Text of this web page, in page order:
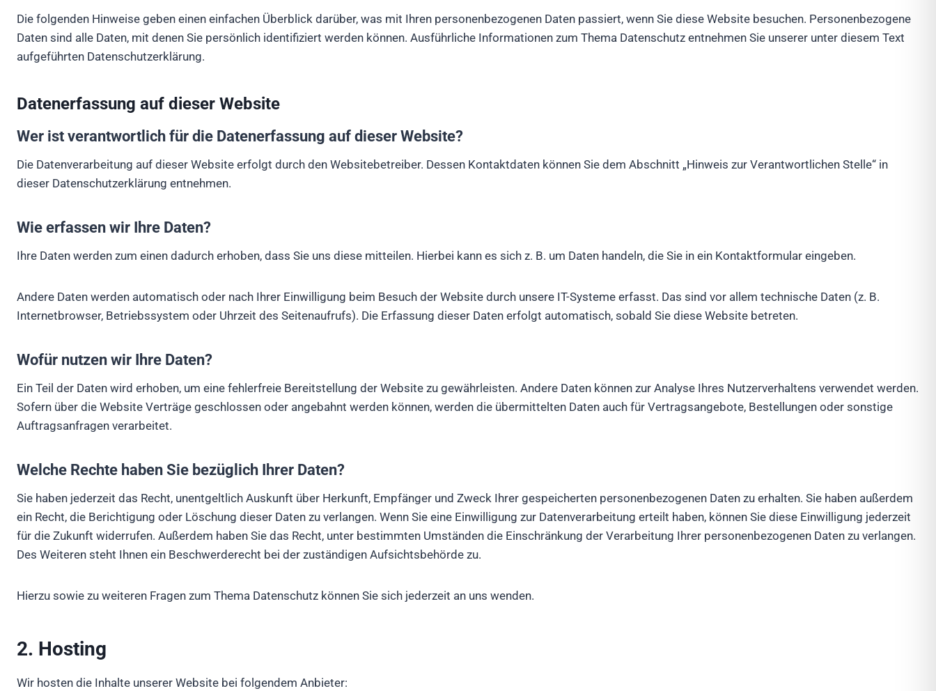
Die folgenden Hinweise geben einen einfachen Überblick darüber, was mit Ihren personenbezogenen Daten passiert, wenn Sie diese Website besuchen. Personenbezogene
Daten sind alle Daten, mit denen Sie persönlich identifiziert werden können. Ausführliche Informationen zum Thema Datenschutz entnehmen Sie unserer unter diesem Text
aufgeführten Datenschutzerklärung.
Datenerfassung auf dieser Website
Wer ist verantwortlich für die Datenerfassung auf dieser Website?
Die Datenverarbeitung auf dieser Website erfolgt durch den Websitebetreiber. Dessen Kontaktdaten können Sie dem Abschnitt „Hinweis zur Verantwortlichen Stelle“ in
dieser Datenschutzerklärung entnehmen.
Wie erfassen wir Ihre Daten?
Ihre Daten werden zum einen dadurch erhoben, dass Sie uns diese mitteilen. Hierbei kann es sich z. B. um Daten handeln, die Sie in ein Kontaktformular eingeben.
Andere Daten werden automatisch oder nach Ihrer Einwilligung beim Besuch der Website durch unsere IT-Systeme erfasst. Das sind vor allem technische Daten (z. B.
Internetbrowser, Betriebssystem oder Uhrzeit des Seitenaufrufs). Die Erfassung dieser Daten erfolgt automatisch, sobald Sie diese Website betreten.
Wofür nutzen wir Ihre Daten?
Ein Teil der Daten wird erhoben, um eine fehlerfreie Bereitstellung der Website zu gewährleisten. Andere Daten können zur Analyse Ihres Nutzerverhaltens verwendet werden.
Sofern über die Website Verträge geschlossen oder angebahnt werden können, werden die übermittelten Daten auch für Vertragsangebote, Bestellungen oder sonstige
Auftragsanfragen verarbeitet.
Welche Rechte haben Sie bezüglich Ihrer Daten?
Sie haben jederzeit das Recht, unentgeltlich Auskunft über Herkunft, Empfänger und Zweck Ihrer gespeicherten personenbezogenen Daten zu erhalten. Sie haben außerdem
ein Recht, die Berichtigung oder Löschung dieser Daten zu verlangen. Wenn Sie eine Einwilligung zur Datenverarbeitung erteilt haben, können Sie diese Einwilligung jederzeit
für die Zukunft widerrufen. Außerdem haben Sie das Recht, unter bestimmten Umständen die Einschränkung der Verarbeitung Ihrer personenbezogenen Daten zu verlangen.
Des Weiteren steht Ihnen ein Beschwerderecht bei der zuständigen Aufsichtsbehörde zu.
Hierzu sowie zu weiteren Fragen zum Thema Datenschutz können Sie sich jederzeit an uns wenden.
2. Hosting
Wir hosten die Inhalte unserer Website bei folgendem Anbieter: